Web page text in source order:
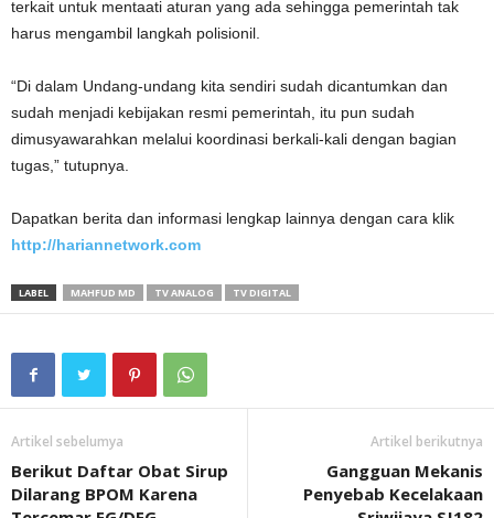
terkait untuk mentaati aturan yang ada sehingga pemerintah tak
harus mengambil langkah polisionil.
“Di dalam Undang-undang kita sendiri sudah dicantumkan dan
sudah menjadi kebijakan resmi pemerintah, itu pun sudah
dimusyawarahkan melalui koordinasi berkali-kali dengan bagian
tugas,” tutupnya.
Dapatkan berita dan informasi lengkap lainnya dengan cara klik
http://hariannetwork.com
LABEL MAHFUD MD TV ANALOG TV DIGITAL
Artikel sebelumya
Berikut Daftar Obat Sirup
Dilarang BPOM Karena
Artikel berikutnya
Gangguan Mekanis
Penyebab Kecelakaan